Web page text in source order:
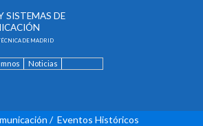
SISTEMAS DE
DE MADRID
Noticias
/ Eventos Históricos